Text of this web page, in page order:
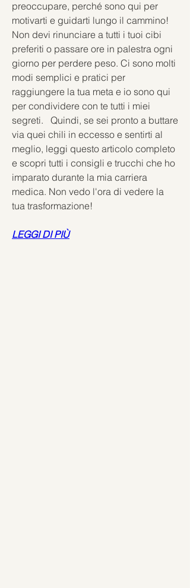
preoccupare, perché sono qui per
motivarti e guidarti lungo il cammino!
Non devi rinunciare a tutti i tuoi cibi
preferiti o passare ore in palestra ogni
giorno per perdere peso. Ci sono molti
modi semplici e pratici per
raggiungere la tua meta e io sono qui
per condividere con te tutti i miei
segreti.   Quindi, se sei pronto a buttare
via quei chili in eccesso e sentirti al
meglio, leggi questo articolo completo
e scopri tutti i consigli e trucchi che ho
imparato durante la mia carriera
medica. Non vedo l'ora di vedere la
tua trasformazione!
LEGGI DI PIÙ